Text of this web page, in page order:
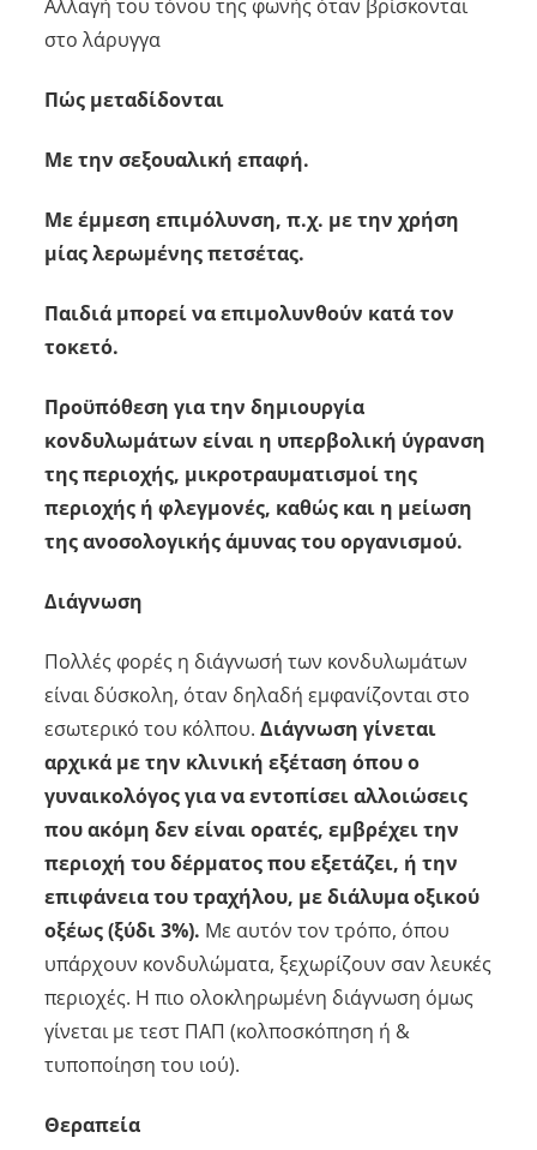
Αλλαγή του τόνου της φωνής όταν βρίσκονται
στο λάρυγγα
Πώς μεταδίδονται
Με την σεξουαλική επαφή.
Με έμμεση επιμόλυνση, π.χ. με την χρήση
μίας λερωμένης πετσέτας.
Παιδιά μπορεί να επιμολυνθούν κατά τον
τοκετό.
Προϋπόθεση για την δημιουργία
κονδυλωμάτων είναι η υπερβολική ύγρανση
της περιοχής, μικροτραυματισμοί της
περιοχής ή φλεγμονές, καθώς και η μείωση
της ανοσολογικής άμυνας του οργανισμού.
Διάγνωση
Πολλές φορές η διάγνωσή των κονδυλωμάτων
είναι δύσκολη, όταν δηλαδή εμφανίζονται στο
εσωτερικό του κόλπου. Διάγνωση γίνεται
αρχικά με την κλινική εξέταση όπου ο
γυναικολόγος για να εντοπίσει αλλοιώσεις
που ακόμη δεν είναι ορατές, εμβρέχει την
περιοχή του δέρματος που εξετάζει, ή την
επιφάνεια του τραχήλου, με διάλυμα οξικού
οξέως (ξύδι 3%). Με αυτόν τον τρόπο, όπου
υπάρχουν κονδυλώματα, ξεχωρίζουν σαν λευκές
περιοχές. Η πιο ολοκληρωμένη διάγνωση όμως
γίνεται με τεστ ΠΑΠ (κολποσκόπηση ή &
τυποποίηση του ιού).
Θεραπεία